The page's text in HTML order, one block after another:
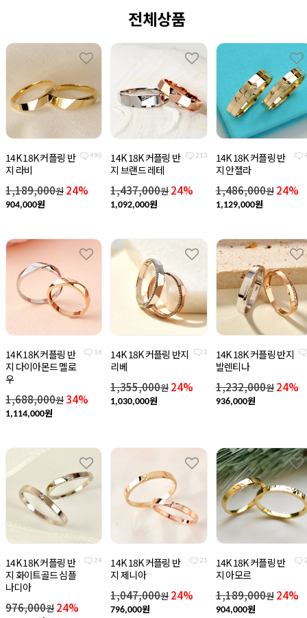
전체상품
496
14K 18K 커플링 반
지 라비
1,189,000원 24%
904,000원
213
14K 18K 커플링 반
지 브랜드 레테
1,437,000원24%
1,092,000원
14K 18K 커플링 반
지 안젤라
1,486,000원 24%
1,129,000원
16
14K 18K 커플링 반
지 다이아몬드 멜로
우
1,688,000원 34%
1,114,000원
2
14K 18K 커플링 반지
리베
1,355,000원24%
1,030,000원
14K 18K 커플링 반지
발렌티나
1,232,000원 24%
936,000원
24
14K 18K 커플링 반
지 화이트골드 심플
나디아
976,000원 24%
21
14K 18K 커플링 반
지 제니아
1,047,000원24%
796,000원
14K 18K 커플링 반
지 아모르
1,189,000원 24%
904,000원